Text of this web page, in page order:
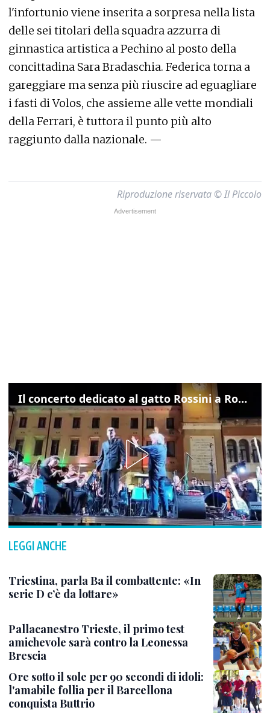
l'infortunio viene inserita a sorpresa nella lista
delle sei titolari della squadra azzurra di
ginnastica artistica a Pechino al posto della
concittadina Sara Bradaschia. Federica torna a
gareggiare ma senza più riuscire ad eguagliare
i fasti di Volos, che assieme alle vette mondiali
della Ferrari, è tuttora il punto più alto
raggiunto dalla nazionale. —
Riproduzione riservata © Il Piccolo
Il concerto dedicato al gatto Rossini a Rovigo: ecco un estratto
LEGGI ANCHE
Triestina, parla Ba il combattente: «In
serie D c’è da lottare»
Pallacanestro Trieste, il primo test
amichevole sarà contro la Leonessa
Brescia
Ore sotto il sole per 90 secondi di idoli:
l'amabile follia per il Barcellona
conquista Buttrio